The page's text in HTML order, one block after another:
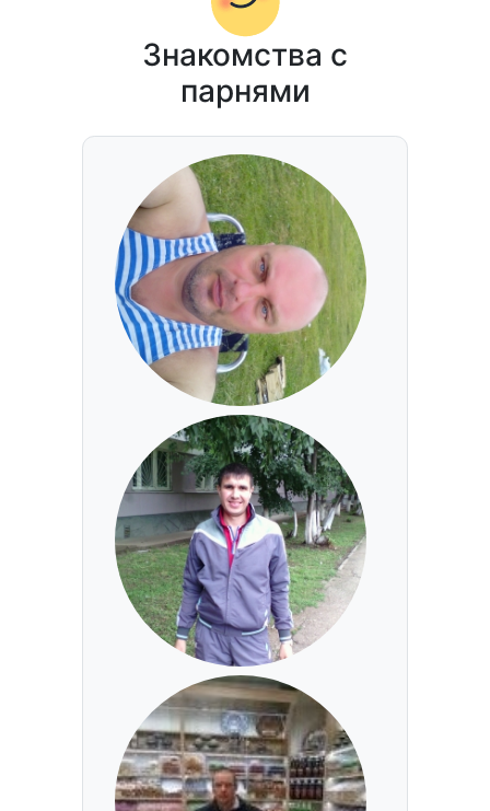
Знакомства с
парнями